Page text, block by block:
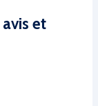
et